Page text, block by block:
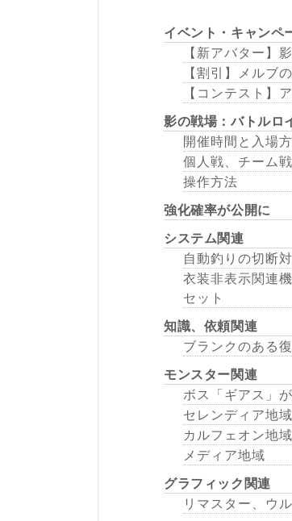
イベント・キャンペ
【新アバター】
【割引】メルブ
【コンテスト】
影の戦場：バトルロ
開催時間と入場
個人戦、チーム
操作方法
強化確率が公開に
システム関連
自動釣りの切断
衣装非表示関連
セット
知識、依頼関連
ブランクのある
モンスター関連
ボス「ギアス」
セレンディア地域
カルフェオン地域
メディア地域
グラフィック関連
リマスター、ウ